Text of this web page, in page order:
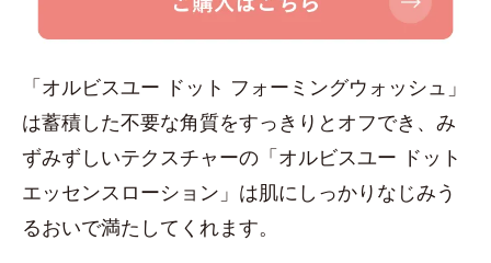
「オルビスユー ドット フォーミングウォッシュ」
は蓄積した不要な角質をすっきりとオフでき、み
ずみずしいテクスチャーの「オルビスユー ドット
エッセンスローション」は肌にしっかりなじみう
るおいで満たしてくれます。